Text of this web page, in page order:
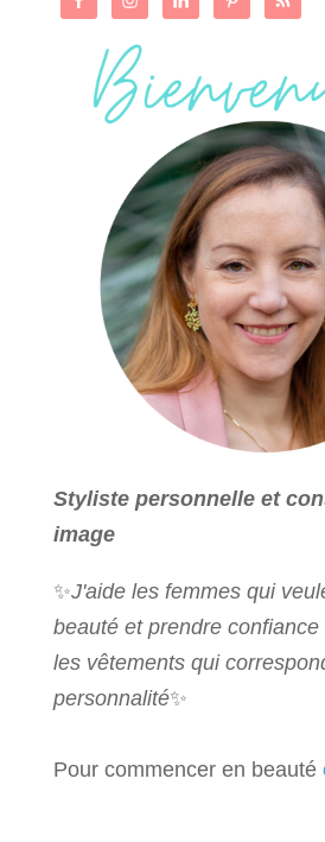
Styliste personnelle et
image
✨J'aide les femmes qui
beauté et prendre
les vêtements qui
personnalité✨
Pour commencer en beauté